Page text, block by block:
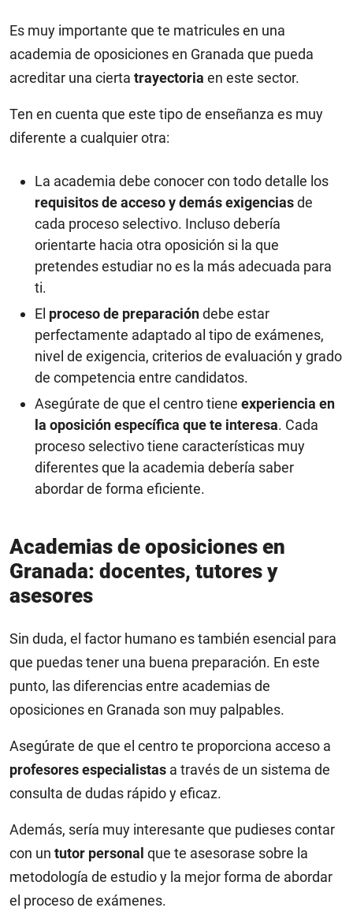
Es muy importante que te matricules en una
academia de oposiciones en Granada que pueda
acreditar una cierta trayectoria en este sector.
Ten en cuenta que este tipo de enseñanza es muy
diferente a cualquier otra:
La academia debe conocer con todo detalle los
requisitos de acceso y demás exigenciasde
cada proceso selectivo. Incluso debería
orientarte hacia otra oposición si la que
pretendes estudiar no es la más adecuada para
ti.
El proceso de preparacióndebe estar
perfectamente adaptado al tipo de exámenes,
nivel de exigencia, criterios de evaluación y grado
de competencia entre candidatos.
Asegúrate de que el centro tiene experiencia en
la oposición específica que te interesa. Cada
proceso selectivo tiene características muy
diferentes que la academia debería saber
abordar de forma eficiente.
Academias de oposiciones en
Granada: docentes, tutores y
asesores
Sin duda, el factor humano es también esencial para
que puedas tener una buena preparación. En este
punto, las diferencias entre academias de
oposiciones en Granada son muy palpables.
Asegúrate de que el centro te proporciona acceso a
profesores especialistas a través de un sistema de
consulta de dudas rápido y eficaz.
Además, sería muy interesante que pudieses contar
con un tutor personal que te asesorase sobre la
metodología de estudio y la mejor forma de abordar
el proceso de exámenes.